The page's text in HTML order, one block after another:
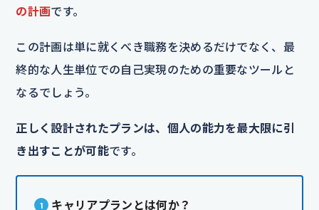
の計画です。
この計画は単に就くべき職務を決めるだけでなく、最
終的な人生単位での自己実現のための重要なツールと
なるでしょう。
正しく設計されたプランは、個人の能力を最大限に引
き出すことが可能です。
キャリアプランとは何か？